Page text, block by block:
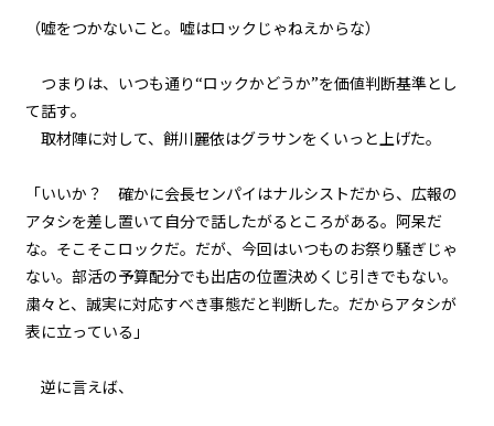
ギルド委員会（７）
一章
一章
地竜戦（１）
一章
（嘘をつかないこと。嘘はロックじゃねえからな）
つまりは、いつも通り“ロックかどうか”を価値判断基準とし
て話す。
取材陣に対して、餅川麗依はグラサンをくいっと上げた。
「――いいか？ 確かに会長センパイはナルシストだから、広報の
アタシを差し置いて自分で話したがるところがある。阿呆だ
な。そこそこロックだ。だが、今回はいつものお祭り騒ぎじゃ
ない。部活の予算配分でも出店の位置決めくじ引きでもない。
粛々と、誠実に対応すべき事態だと判断した。だからアタシが
表に立っている」
逆に言えば、